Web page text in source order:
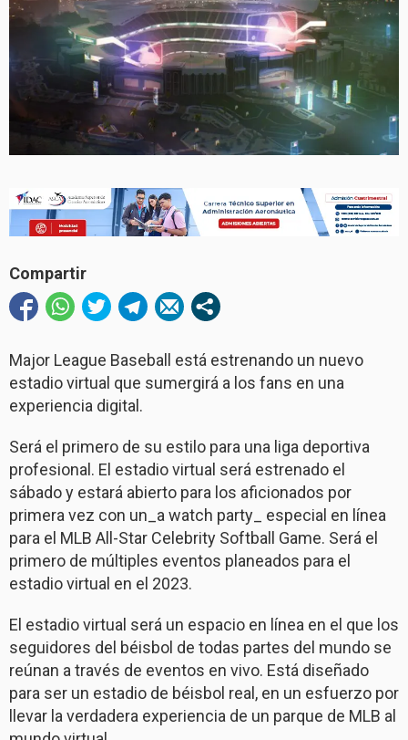
Compartir
Major League Baseball está estrenando un nuevo
estadio virtual que sumergirá a los fans en una
experiencia digital.
Será el primero de su estilo para una liga deportiva
profesional. El estadio virtual será estrenado el
sábado y estará abierto para los aficionados por
primera vez con un_a watch party_ especial en línea
para el MLB All-Star Celebrity Softball Game. Será el
primero de múltiples eventos planeados para el
estadio virtual en el 2023.
El estadio virtual será un espacio en línea en el que los
seguidores del béisbol de todas partes del mundo se
reúnan a través de eventos en vivo. Está diseñado
para ser un estadio de béisbol real, en un esfuerzo por
llevar la verdadera experiencia de un parque de MLB al